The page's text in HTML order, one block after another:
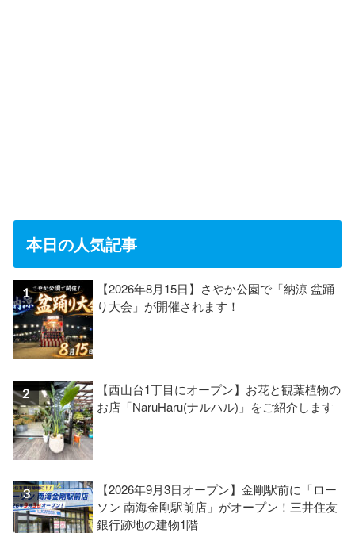
本日の人気記事
【2026年8月15日】さやか公園で「納涼 盆踊
り大会」が開催されます！
【西山台1丁目にオープン】お花と観葉植物の
お店「NaruHaru(ナルハル)」をご紹介します
【2026年9月3日オープン】金剛駅前に「ロー
ソン 南海金剛駅前店」がオープン！三井住友
銀行跡地の建物1階